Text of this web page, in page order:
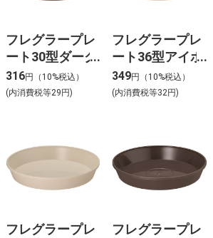
フレグラープレ
ート30型ダーク
ブラウン
316円（10%税込）
(内消費税等29円)
フレグラープレ
ート36型アイボ
リー
349円（10%税込）
(内消費税等32円)
フレグラープレ
フレグラープレ